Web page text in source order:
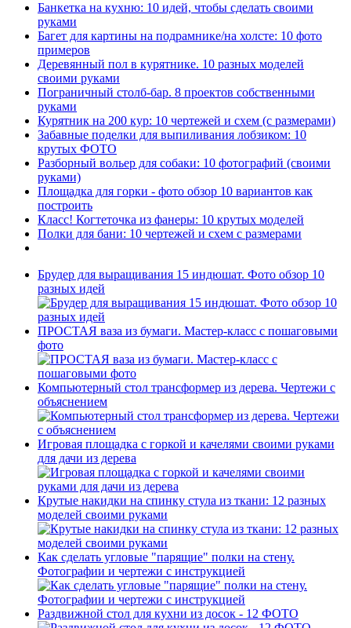
Банкетка на кухню: 10 идей, чтобы сделать своими
руками
Багет для картины на подрамнике/на холсте: 10 фото
примеров
Деревянный пол в курятнике. 10 разных моделей
своими руками
Пограничный столб-бар. 8 проектов собственными
руками
Курятник на 200 кур: 10 чертежей и схем (с размерами)
Забавные поделки для выпиливания лобзиком: 10
крутых ФОТО
Разборный вольер для собаки: 10 фотографий (своими
руками)
Площадка для горки - фото обзор 10 вариантов как
построить
Класс! Когтеточка из фанеры: 10 крутых моделей
Полки для бани: 10 чертежей и схем с размерами
Брудер для выращивания 15 индюшат. Фото обзор 10
разных идей
ПРОСТАЯ ваза из бумаги. Мастер-класс с пошаговыми
фото
Компьютерный стол трансформер из дерева. Чертежи с
объяснением
Игровая площадка с горкой и качелями своими руками
для дачи из дерева
Крутые накидки на спинку стула из ткани: 12 разных
моделей своими руками
Как сделать угловые "парящие" полки на стену.
Фотографии и чертежи с инструкцией
Раздвижной стол для кухни из досок - 12 ФОТО